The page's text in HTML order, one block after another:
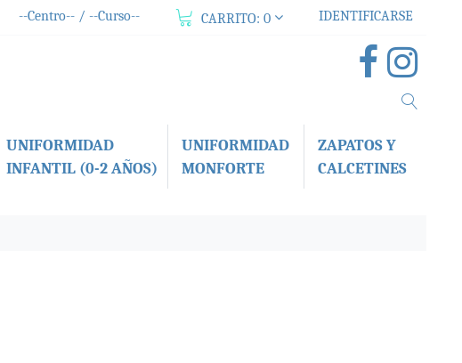
--Centro-- / --Curso-- CARRITO: 0 IDENTIFICARSE
UNIFORMIDAD
INFANTIL (0-2 AÑOS)
UNIFORMIDAD
MONFORTE
ZAPATOS Y
CALCETINES